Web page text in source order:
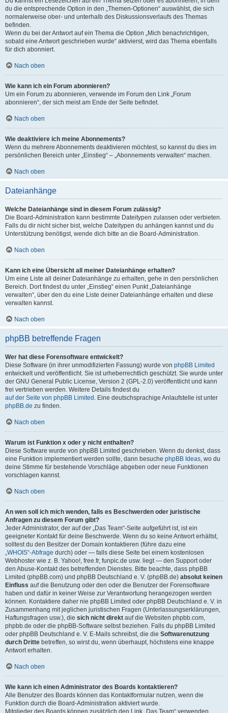
du die entsprechende Option in den „Themen-Optionen“ auswählst, die sich
normalerweise ober- und unterhalb des Diskussionsverlaufs des Themas
befinden.
Wenn du bei der Antwort auf ein Thema die Option „Mich benachrichtigen,
sobald eine Antwort geschrieben wurde“ aktivierst, wird das Thema ebenfalls
für dich abonniert.
Nach oben
Wie kann ich ein Forum abonnieren?
Um ein Forum zu abonnieren, verwende im Forum den Link „Forum
abonnieren“, der sich meist am Ende der Seite befindet.
Nach oben
Wie deaktiviere ich meine Abonnements?
Wenn du mehrere Abonnements deaktivieren möchtest, so kannst du dies im
persönlichen Bereich unter „Einstieg“ – „Abonnements verwalten“ machen.
Nach oben
Dateianhänge
Welche Dateianhänge sind in diesem Forum zulässig?
Die Board-Administration kann bestimmte Dateitypen zulassen oder verbieten.
Falls du dir nicht sicher bist, welche Dateitypen du anhängen kannst und du
Unterstützung benötigst, wende dich bitte an die Board-Administration.
Nach oben
Kann ich eine Übersicht all meiner Dateianhänge erhalten?
Um eine Liste all deiner Dateianhänge zu erhalten, gehe in den persönlichen
Bereich. Dort findest du unter „Einstieg“ einen Punkt „Dateianhänge
verwalten“, über den du eine Liste deiner Dateianhänge erhalten und diese
verwalten kannst.
Nach oben
phpBB betreffende Fragen
Wer hat diese Forensoftware entwickelt?
Diese Software (in ihrer unmodifizierten Fassung) wurde von phpBB Limited
entwickelt und veröffentlicht. Sie ist urheberrechtlich geschützt. Sie wurde unter
der GNU General Public License, Version 2 (GPL-2.0) veröffentlicht und kann
frei vertrieben werden. Weitere Details findest du
auf der Seite von phpBB Limited . Eine deutschsprachige Anlaufstelle ist unter
phpBB.de zu finden.
Nach oben
Warum ist Funktion x oder y nicht enthalten?
Diese Software wurde von phpBB Limited geschrieben. Wenn du denkst, dass
eine Funktion implementiert werden sollte, dann besuche phpBB Ideas, wo du
deine Stimme für bestehende Vorschläge abgeben oder neue Funktionen
vorschlagen kannst.
Nach oben
An wen soll ich mich wenden, falls es Beschwerden oder juristische
Anfragen zu diesem Forum gibt?
Jeder Administrator, der auf der „Das Team“-Seite aufgeführt ist, ist ein
geeigneter Kontakt für deine Beschwerde. Wenn du so keine Antwort erhältst,
solltest du den Besitzer der Domain kontaktieren (führe dazu eine
„WHOIS“-Abfrage durch) oder — falls diese Seite bei einem kostenlosen
Webhoster wie z. B. Yahoo!, free.fr, funpic.de usw. liegt — den Support oder
den Abuse-Kontakt des betreffenden Dienstes. Bitte beachte, dass phpBB
Limited (phpBB.com) und phpBB Deutschland e. V. (phpBB.de) absolut keinen
Einfluss auf die Benutzung oder den oder die Benutzer der Forensoftware
haben und dafür in keiner Weise zur Verantwortung herangezogen werden
können. Kontaktiere daher nie phpBB Limited oder phpBB Deutschland e. V. in
Zusammenhang mit jeglichen juristischen Fragen (Unterlassungserklärungen,
Haftungsfragen usw.), die sich nicht direkt auf die Websiten phpbb.com,
phpbb.de oder die phpBB-Software selbst beziehen. Falls du phpBB Limited
oder phpBB Deutschland e. V. E-Mails schreibst, die die Softwarenutzung
durch Dritte betreffen, so wirst du, wenn überhaupt, höchstens eine knappe
Antwort erhalten.
Nach oben
Wie kann ich einen Administrator des Boards kontaktieren?
Alle Benutzer des Boards können das Kontaktformular nutzen, wenn die
Funktion durch die Board-Administration aktiviert wurde.
Mitglieder des Boards können zusätzlich den Link „Das Team“ verwenden.